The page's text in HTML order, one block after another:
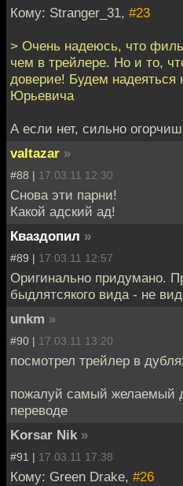
Кому: Stranger_31, #23
> Очень надеюсь, что
чем в трейлере. Но и то,
доверие! Будем надеяться
Юрьевича
А если нет, сильно
valtazar »
#88 | 17.03.11 12:30
Снова эти парни!
Какой адский ад!
Кваздопил »
#89 | 17.03.11 12:57
Оригинально придумано.
быдлятсякого вида - не
unkm »
#90 | 17.03.11 13:20
посмотрел трейлер в
пожалуй самый желаемый
переводе
Korsar Nik »
#91 | 17.03.11 17:38
Кому: Green Drake, #26